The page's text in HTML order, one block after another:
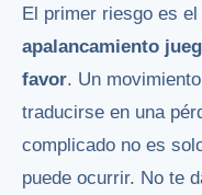
El primer riesgo es
apalancamiento
favor. Un
traducirse en una
complicado no es
puede ocurrir. No te